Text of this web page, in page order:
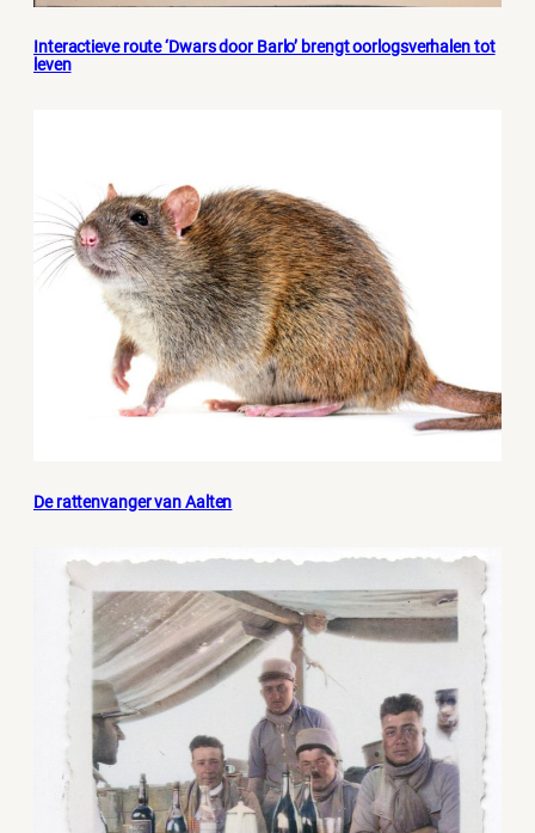
Interactieve route ‘Dwars door Barlo’ brengt oorlogsverhalen tot
leven
De rattenvanger van Aalten